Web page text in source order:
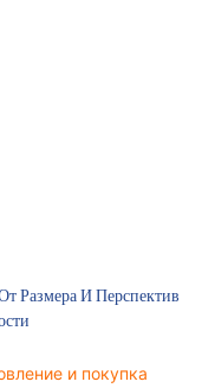
Размера И Перспектив